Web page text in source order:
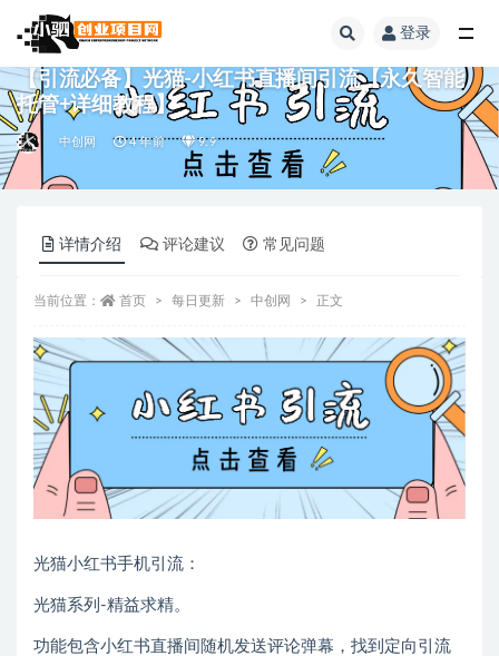
登录
【引流必备】光猫-小红书直播间引流【永久智能
托管+详细教程】
中创网 4 年前 9.9
详情介绍 评论建议 常见问题
当前位置： 首页 每日更新 中创网 正文
光猫小红书手机引流：
光猫系列-精益求精。
功能包含小红书直播间随机发送评论弹幕，找到定向引流